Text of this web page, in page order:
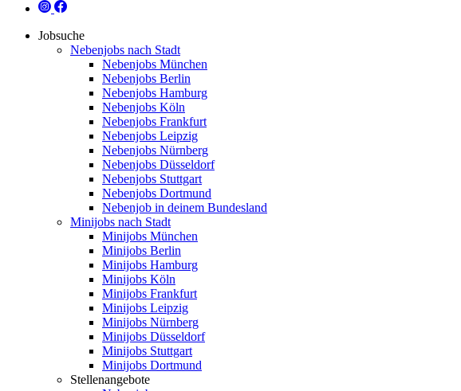
Jobsuche
Nebenjobs nach Stadt
Nebenjobs München
Nebenjobs Berlin
Nebenjobs Hamburg
Nebenjobs Köln
Nebenjobs Frankfurt
Nebenjobs Leipzig
Nebenjobs Nürnberg
Nebenjobs Düsseldorf
Nebenjobs Stuttgart
Nebenjobs Dortmund
Nebenjob in deinem Bundesland
Minijobs nach Stadt
Minijobs München
Minijobs Berlin
Minijobs Hamburg
Minijobs Köln
Minijobs Frankfurt
Minijobs Leipzig
Minijobs Nürnberg
Minijobs Düsseldorf
Minijobs Stuttgart
Minijobs Dortmund
Stellenangebote